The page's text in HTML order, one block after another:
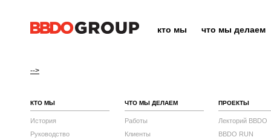
кто мы что мы делаем
-->
КТО МЫ
История
Руководство
ЧТО МЫ ДЕЛАЕМ
Работы
Клиенты
ПРОЕКТЫ
Лекторий BBDO
BBDO RUN